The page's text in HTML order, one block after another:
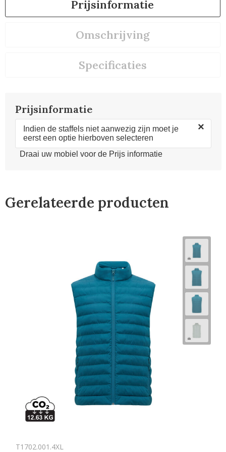
Prijsinformatie
Omschrijving
Specificaties
Prijsinformatie
Indien de staffels niet aanwezig zijn moet je
eerst een optie hierboven selecteren
×
Draai uw mobiel voor de Prijs informatie
Gerelateerde producten
T1702.001.4XL